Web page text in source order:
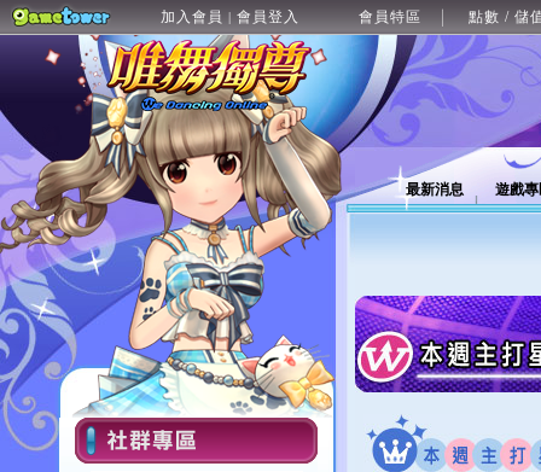
加入會員 | 會員登入 會員特區 點數 / 儲
最新消息 遊戲